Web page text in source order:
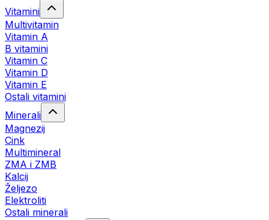
Vitamini
Multivitamin
Vitamin A
B vitamini
Vitamin C
Vitamin D
Vitamin E
Ostali vitamini
Minerali
Magnezij
Cink
Multimineral
ZMA i ZMB
Kalcij
Željezo
Elektroliti
Ostali minerali